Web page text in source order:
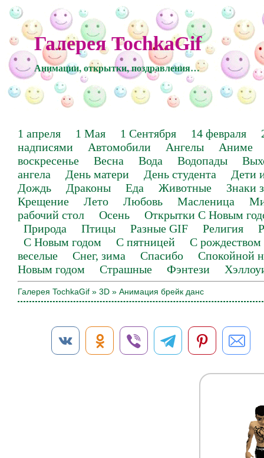
Галерея TochkaGif
Анимации, открытки, поздравления…
1 апреля 1 Мая 1 Сентября 14 февраля
надписями
Автомобили Ангелы
Аниме
воскресенье
Весна Вода Водопады
ангела
День матери День студента
Дети
Дождь
Драконы Еда Животные
Знаки
Крещение
Лето Любовь Масленица
рабочий стол
Осень
Открытки С Новым
Природа
Птицы Разные GIF Религия
С Новым годом
С пятницей
С рождеством
веселые
Снег, зима Спасибо
Спокойной
Новым годом
Страшные Фэнтези
Галерея TochkaGif » 3D » Анимация брейк данс